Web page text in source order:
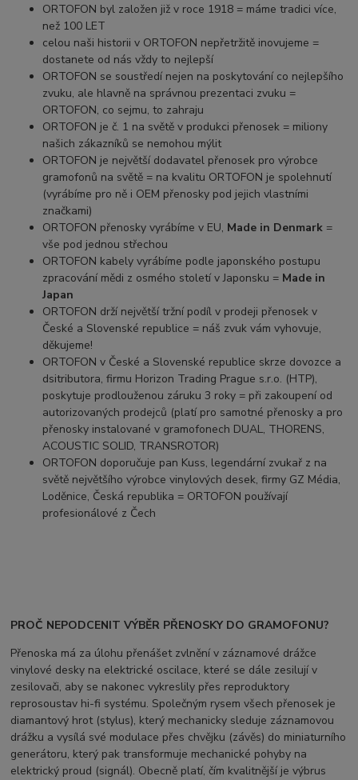
ORTOFON byl založen již v roce 1918 = máme tradici více,
než 100 LET
celou naši historii v ORTOFON nepřetržitě inovujeme =
dostanete od nás vždy to nejlepší
ORTOFON se soustředí nejen na poskytování co nejlepšího
zvuku, ale hlavně na správnou prezentaci zvuku =
ORTOFON, co sejmu, to zahraju
ORTOFON je č. 1 na světě v produkci přenosek = miliony
našich zákazníků se nemohou mýlit
ORTOFON je největší dodavatel přenosek pro výrobce
gramofonů na světě = na kvalitu ORTOFON je spolehnutí
(vyrábíme pro ně i OEM přenosky pod jejich vlastními
značkami)
ORTOFON přenosky vyrábíme v EU, Made in Denmark =
vše pod jednou střechou
ORTOFON kabely vyrábíme podle japonského postupu
zpracování mědi z osmého století v Japonsku = Made in
Japan
ORTOFON drží největší tržní podíl v prodeji přenosek v
České a Slovenské republice = náš zvuk vám vyhovuje,
děkujeme!
ORTOFON v České a Slovenské republice skrze dovozce a
dsitributora, firmu Horizon Trading Prague s.r.o. (HTP),
poskytuje prodlouženou záruku 3 roky = při zakoupení od
autorizovaných prodejců (platí pro samotné přenosky a pro
přenosky instalované v gramofonech DUAL, THORENS,
ACOUSTIC SOLID, TRANSROTOR)
ORTOFON doporučuje pan Kuss, legendární zvukař z na
světě největšího výrobce vinylových desek, firmy GZ Média,
Loděnice, Česká republika = ORTOFON používají
profesionálové z Čech
PROČ NEPODCENIT VÝBĚR PŘENOSKY DO GRAMOFONU?
Přenoska má za úlohu přenášet zvlnění v záznamové drážce
vinylové desky na elektrické oscilace, které se dále zesilují v
zesilovači, aby se nakonec vykreslily přes reproduktory
reprosoustav hi-fi systému. Společným rysem všech přenosek je
diamantový hrot (stylus), který mechanicky sleduje záznamovou
drážku a vysílá své modulace přes chvějku (závěs) do miniaturního
generátoru, který pak transformuje mechanické pohyby na
elektrický proud (signál). Obecně platí, čím kvalitnější je výbrus